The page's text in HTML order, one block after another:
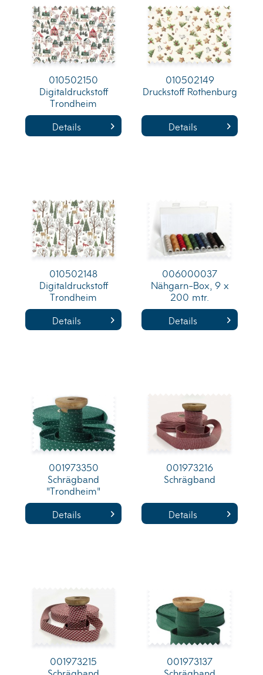
010502150
Digitaldruckstoff
Trondheim
Details
010502149
Druckstoff Rothenburg
Details
010502148
Digitaldruckstoff
Trondheim
Details
006000037
Nähgarn-Box, 9 x
200 mtr.
Details
001973350
Schrägband
"Trondheim"
Details
001973216
Schrägband
Details
001973215
Schrägband
001973137
Schrägband